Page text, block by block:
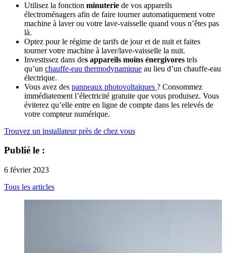
Utilisez la fonction minuterie de vos appareils
électroménagers afin de faire tourner automatiquement votre
machine à laver ou votre lave-vaisselle quand vous n’êtes pas
là.
Optez pour le régime de tarifs de jour et de nuit et faites
tourner votre machine à laver/lave-vaisselle la nuit.
Investissez dans des appareils moins énergivores tels
qu’un chauffe-eau thermodynamique au lieu d’un chauffe-eau
électrique.
Vous avez des panneaux photovoltaïques ? Consommez
immédiatement l’électricité gratuite que vous produisez. Vous
éviterez qu’elle entre en ligne de compte dans les relevés de
votre compteur numérique.
Trouvez un installateur près de chez vous
Publié le :
6 février 2023
Tous les articles